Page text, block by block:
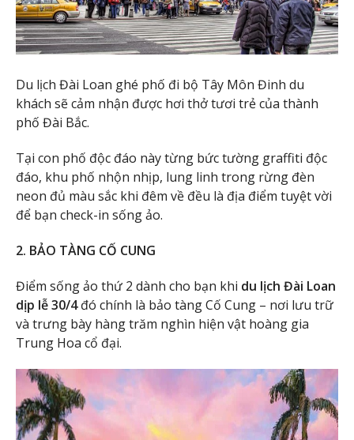
Du lịch Đài Loan ghé phố đi bộ Tây Môn Đinh du
khách sẽ cảm nhận được hơi thở tươi trẻ của thành
phố Đài Bắc.
Tại con phố độc đáo này từng bức tường graffiti độc
đáo, khu phố nhộn nhịp, lung linh trong rừng đèn
neon đủ màu sắc khi đêm về đều là địa điểm tuyệt vời
để bạn check-in sống ảo.
2. BẢO TÀNG CỐ CUNG
Điểm sống ảo thứ 2 dành cho bạn khi du lịch Đài Loan
dịp lễ 30/4đó chính là bảo tàng Cố Cung – nơi lưu trữ
và trưng bày hàng trăm nghìn hiện vật hoàng gia
Trung Hoa cổ đại.